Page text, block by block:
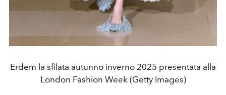
Erdem la sfilata autunno inverno 2025 presentata alla
London Fashion Week (Getty Images)